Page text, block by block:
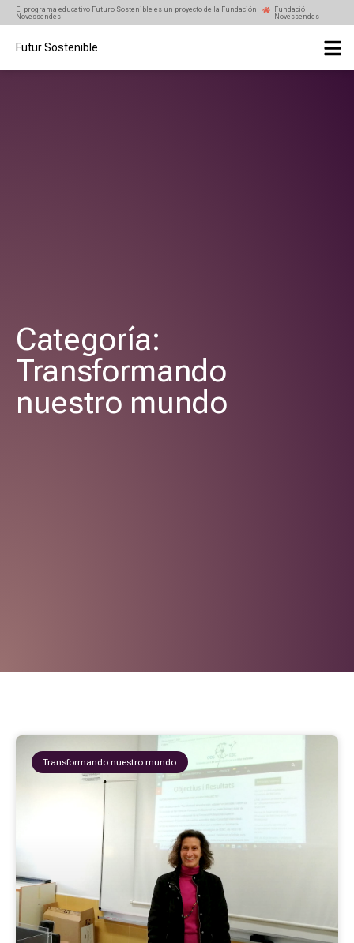
El programa educativo Futuro Sostenible es un proyecto de la Fundación
Novessendes
Fundació
Novessendes
Futur Sostenible
Categoría:
Transformando
nuestro mundo
Transformando nuestro mundo